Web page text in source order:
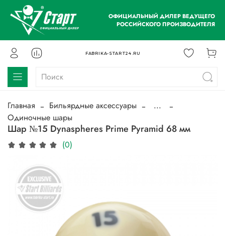
ОФИЦИАЛЬНЫЙ ДИЛЕР ВЕДУЩЕГО
РОССИЙСКОГО ПРОИЗВОДИТЕЛЯ
FABRIKA-START24.RU
Главная Бильярдные аксессуары
...
Одиночные шары
Шар №15 Dynaspheres Prime Pyramid 68 мм
(0)